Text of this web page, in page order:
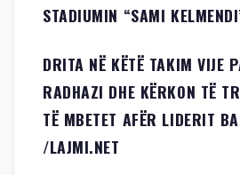
STADIUMIN “SAMI
DRITA NË KËTË TAKIM VIJE
RADHAZI DHE KËRKON TË
TË MBETET AFËR LIDERIT
/LAJMI.NET